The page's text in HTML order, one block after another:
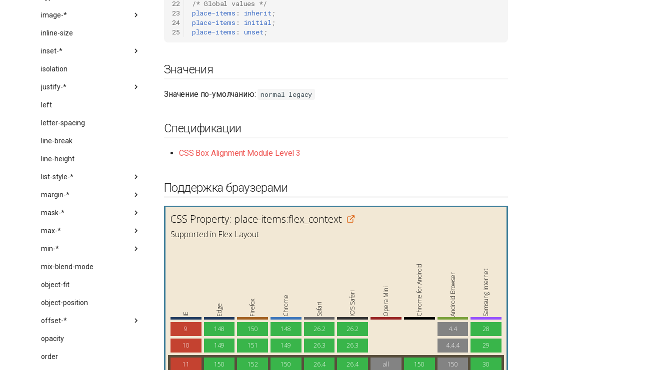
image-*
inline-size
inset-*
isolation
justify-*
left
letter-spacing
line-break
line-height
list-style-*
margin-*
mask-*
max-*
min-*
mix-blend-mode
object-fit
object-position
offset-*
opacity
order
22
23
24
25
/* Global values */
place-items : inherit ;
place-items : initial ;
place-items : unset ;
Значения
Значение по-умолчанию: normal legacy
Спецификации
CSS Box Alignment Module Level 3
Поддержка браузерами